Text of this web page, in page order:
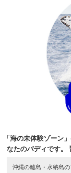
「海の未体験ゾーン
なたのバディです。
沖縄の離島・水納島